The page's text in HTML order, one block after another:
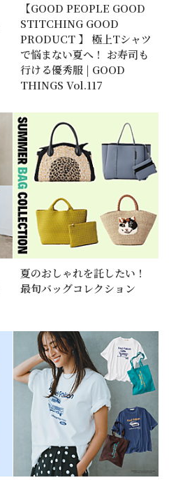
【GOOD PEOPLE GOOD
STITCHING GOOD
PRODUCT 】 極上Tシャツ
で悩まない夏へ！ お寿司も
行ける優秀服 | GOOD
THINGS Vol.117
夏のおしゃれを託したい！
最旬バッグコレクション